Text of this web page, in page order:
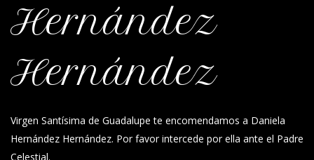
Hernández
Hernández
Virgen Santísima de Guadalupe te encomendamos a Daniela
Hernández Hernández. Por favor intercede por ella ante el Padre
Celestial.